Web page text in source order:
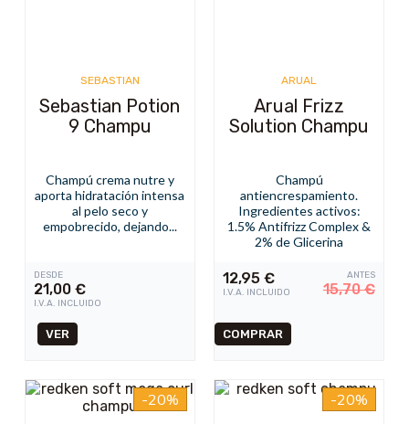
SEBASTIAN
Sebastian Potion
9 Champu
Champú crema nutre y
aporta hidratación intensa
al pelo seco y
empobrecido, dejando...
DESDE
21,00€
I.V.A. INCLUIDO
VER
ARUAL
Arual Frizz
Solution Champu
Champú
antiencrespamiento.
Ingredientes activos:
1.5% Antifrizz Complex &
2% de Glicerina
12,95€
I.V.A. INCLUIDO
ANTES
15,70€
-20% -20%